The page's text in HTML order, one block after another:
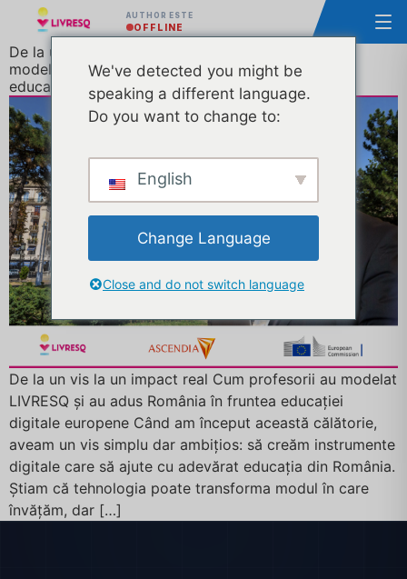
AUTHOR ESTE
OFFLINE
De la un vis la un impact real: Cum profesorii au
modelat LIVRESQ și au adus România în fruntea
educației digitale europene
De la un vis la un impact real Cum profesorii au modelat
LIVRESQ și au adus România în fruntea educației
digitale europene Când am început această călătorie,
aveam un vis simplu dar ambițios: să creăm instrumente
digitale care să ajute cu adevărat educația din România.
Știam că tehnologia poate transforma modul în care
învățăm, dar […]
We've detected you might be
speaking a different language.
Do you want to change to:
English
Change Language
Close and do not switch language